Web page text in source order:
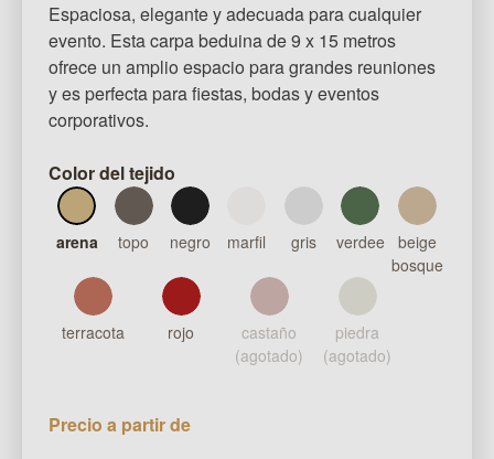
Espaciosa, elegante y adecuada para cualquier
evento. Esta carpa beduina de 9 x 15 metros
ofrece un amplio espacio para grandes reuniones
y es perfecta para fiestas, bodas y eventos
corporativos.
Color del tejido
arena topo negro marfil gris verdee
beige
bosque
terracota rojo
castaño
(agotado)
piedra
(agotado)
Precio a partir de